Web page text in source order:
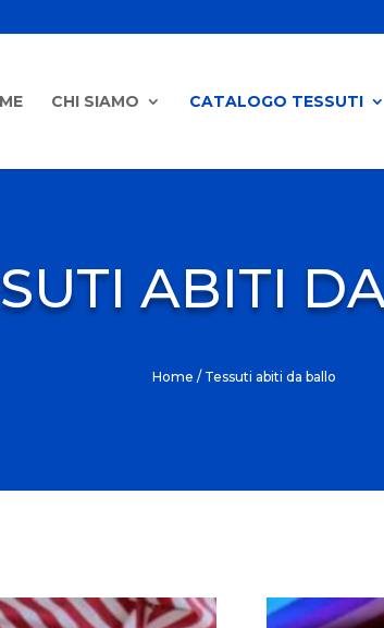
CHI SIAMO CATALOGO TESSUTI
ABITI
Home / Tessuti abiti da ballo